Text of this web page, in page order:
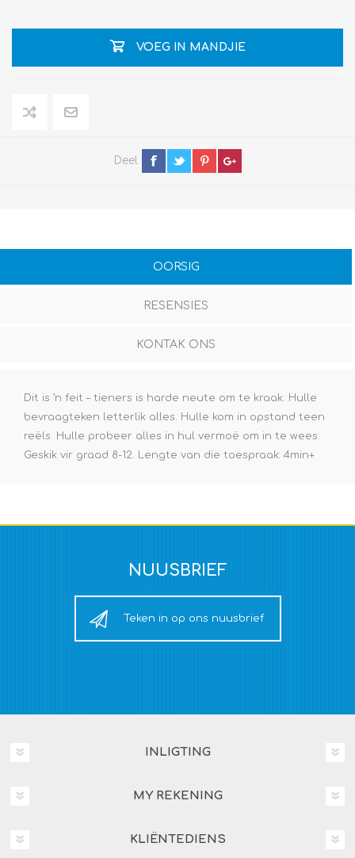
VOEG IN MANDJIE
Deel
OORSIG
RESENSIES
KONTAK ONS
Dit is ’n feit – tieners is harde neute om te kraak. Hulle
bevraagteken letterlik alles. Hulle kom in opstand teen
reëls. Hulle probeer alles in hul vermoë om in te wees.
Geskik vir graad 8-12. Lengte van die toespraak: 4min+
NUUSBRIEF
Teken in op ons nuusbrief
INLIGTING
MY REKENING
KLIËNTEDIENS